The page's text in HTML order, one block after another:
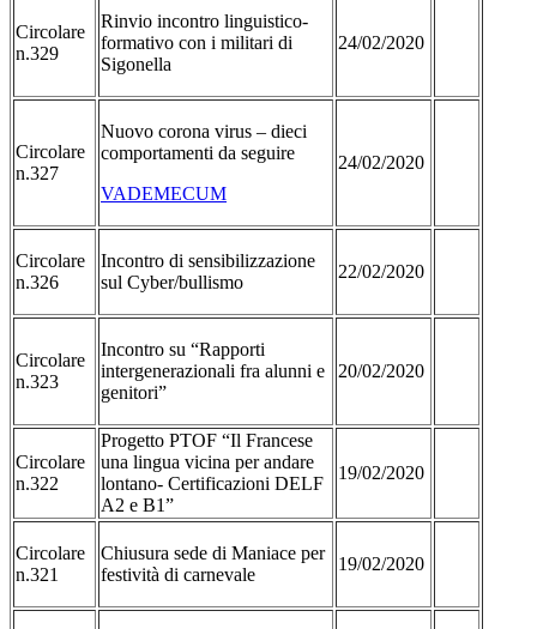
Circolare
n.329
Rinvio incontro linguistico-
formativo con i militari di
Sigonella
24/02/2020
Circolare
n.327
Nuovo corona virus – dieci
comportamenti da seguire
VADEMECUM
24/02/2020
Circolare
n.326
Incontro di sensibilizzazione
sul Cyber/bullismo
22/02/2020
Circolare
n.323
Incontro su “Rapporti
intergenerazionali fra alunni e
genitori”
20/02/2020
Circolare
n.322
Progetto PTOF “Il Francese
una lingua vicina per andare
lontano- Certificazioni DELF
A2 e B1”
19/02/2020
Circolare
n.321
Chiusura sede di Maniace per
festività di carnevale
19/02/2020